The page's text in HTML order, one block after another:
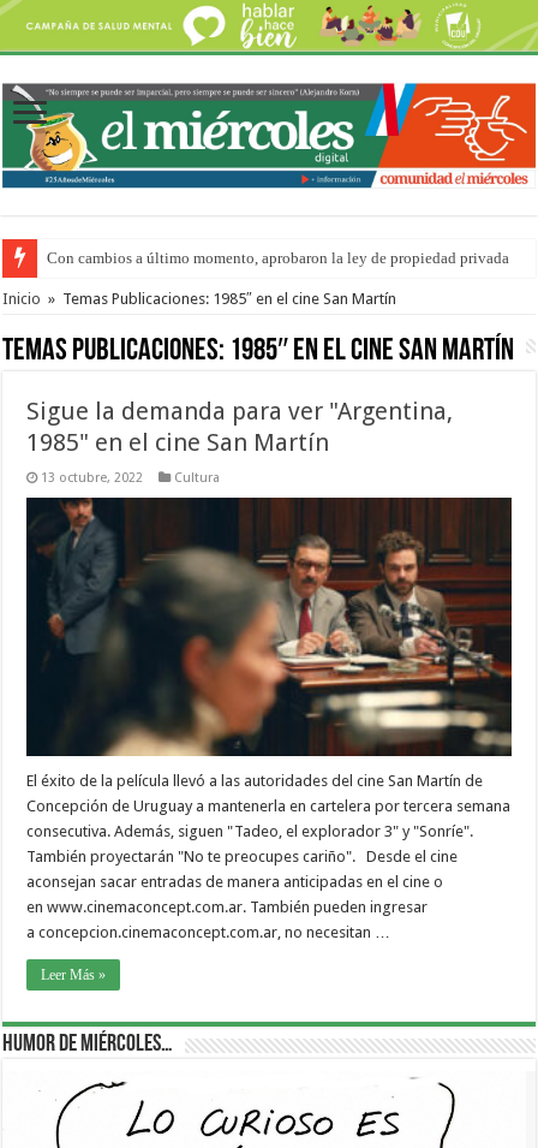
Con cambios a último momento, aprobaron la ley de propiedad privada
Adopción en Entre Ríos: el 35% de los 90 niños, niñas y adolescentes que
Inicio » Temas Publicaciones: 1985″ en el cine San Martín
Temas Publicaciones: 1985″ en el cine San Martín
Sigue la demanda para ver "Argentina,
1985" en el cine San Martín
13 octubre, 2022 Cultura
El éxito de la película llevó a las autoridades del cine San Martín de
Concepción de Uruguay a mantenerla en cartelera por tercera semana
consecutiva. Además, siguen "Tadeo, el explorador 3" y "Sonríe".
También proyectarán "No te preocupes cariño". Desde el cine
aconsejan sacar entradas de manera anticipadas en el cine o
en www.cinemaconcept.com.ar. También pueden ingresar
a concepcion.cinemaconcept.com.ar, no necesitan …
Leer Más »
Humor de Miércoles…